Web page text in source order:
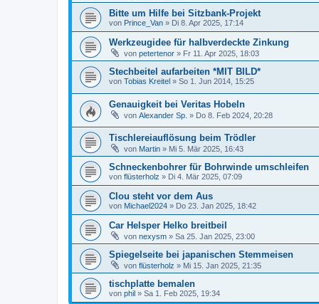
Bitte um Hilfe bei Sitzbank-Projekt
von Prince_Van » Di 8. Apr 2025, 17:14
Werkzeugidee für halbverdeckte Zinkung
von petertenor » Fr 11. Apr 2025, 18:03
Stechbeitel aufarbeiten *MIT BILD*
von Tobias Kreitel » So 1. Jun 2014, 15:25
Genauigkeit bei Veritas Hobeln
von Alexander Sp. » Do 8. Feb 2024, 20:28
Tischlereiauflösung beim Trödler
von Martin » Mi 5. Mär 2025, 16:43
Schneckenbohrer für Bohrwinde umschleifen
von flüsterholz » Di 4. Mär 2025, 07:09
Clou steht vor dem Aus
von Michael2024 » Do 23. Jan 2025, 18:42
Car Helsper Helko breitbeil
von nexysm » Sa 25. Jan 2025, 23:00
Spiegelseite bei japanischen Stemmeisen
von flüsterholz » Mi 15. Jan 2025, 21:35
tischplatte bemalen
von phil » Sa 1. Feb 2025, 19:34